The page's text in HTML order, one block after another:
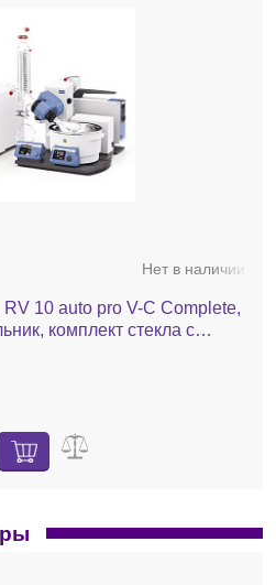
Нет в наличии
10 auto pro V-C Complete,
комплект стекла с